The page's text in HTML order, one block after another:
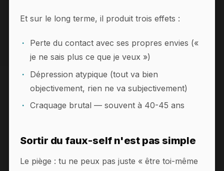
Et sur le long terme, il produit trois effets :
Perte du contact avec ses propres envies («
je ne sais plus ce que je veux »)
Dépression atypique (tout va bien
objectivement, rien ne va subjectivement)
Craquage brutal — souvent à 40-45 ans
Sortir du faux-self n'est pas simple
Le piège : tu ne peux pas juste « être toi-même